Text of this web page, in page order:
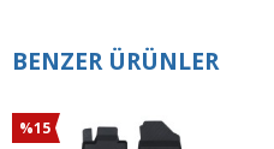
BENZER ÜRÜNLER
%15